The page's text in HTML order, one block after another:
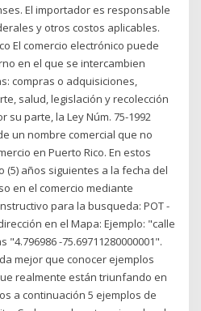
El importador es responsable
y otros costos aplicables.
El comercio electrónico puede
en el que se intercambien
compras o adquisiciones,
salud, legislación y recolección
su parte, la Ley Núm. 75-1992
un nombre comercial que no
en Puerto Rico. En estos
(5) años siguientes a la fecha del
en el comercio mediante
para la busqueda: POT -
en el Mapa: Ejemplo: "calle
-75.69711280000001".
mejor que conocer ejemplos
realmente están triunfando en
a continuación 5 ejemplos de